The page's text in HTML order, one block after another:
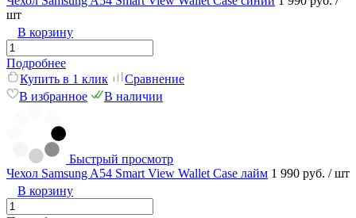
шт
В корзину
Подробнее
Купить в 1 клик
Сравнение
В избранное
В наличии
Быстрый просмотр
Чехол Samsung A54 Smart View Wallet Case лайм 1 990 руб. / шт
В корзину